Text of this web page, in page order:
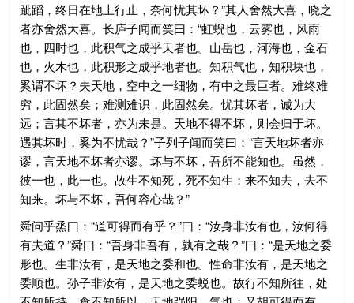
跐蹈，终日在地上行止，奈何忧其坏？”其人舍然大喜，晓之
者亦舍然大喜。长庐子闻而笑曰：“虹蜺也，云雾也，风雨
也，四时也，此积气之成乎天者也。山岳也，河海也，金石
也，火木也，此积形之成乎地者也。知积气也，知积块也，
奚谓不坏？夫天地，空中之一细物，有中之最巨者。难终难
穷，此固然矣；难测难识，此固然矣。忧其坏者，诚为大
远；言其不坏者，亦为未是。天地不得不坏，则会归于坏。
遇其坏时，奚为不忧哉？”子列子闻而笑曰：“言天地坏者亦
谬，言天地不坏者亦谬。坏与不坏，吾所不能知也。虽然，
彼一也，此一也。故生不知死，死不知生；来不知去，去不
知来。坏与不坏，吾何容心哉？”
舜问乎烝曰：“道可得而有乎？”曰：“汝身非汝有也，汝何得
有夫道？”舜曰：“吾身非吾有，孰有之哉？”曰：“是天地之委
形也。生非汝有，是天地之委和也。性命非汝有，是天地之
委顺也。孙子非汝有，是天地之委蜕也。故行不知所往，处